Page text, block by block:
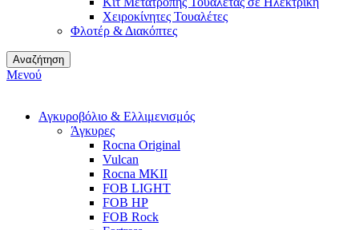
Χειροκίνητες Τουαλέτες
Φλοτέρ & Διακόπτες
Αναζήτηση
Μενού
Αγκυροβόλιο & Ελλιμενισμός
Άγκυρες
Rocna Original
Vulcan
Rocna MKII
FOB LIGHT
FOB HP
FOB Rock